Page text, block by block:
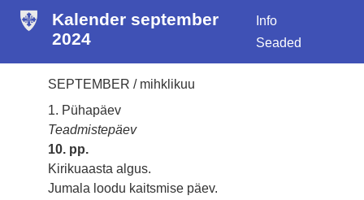
Kalender september
2024
Info
Seaded
SEPTEMBER / mihklikuu
1. Pühapäev
Teadmistepäev
10. pp.
Kirikuaasta algus.
Jumala loodu kaitsmise päev.